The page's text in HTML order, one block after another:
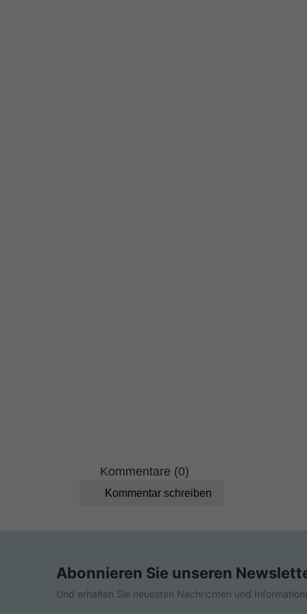
Kommentare (0)
Kommentar schreiben
Abonnieren Sie unseren
Und erhalten Sie neuesten Nachrichten und